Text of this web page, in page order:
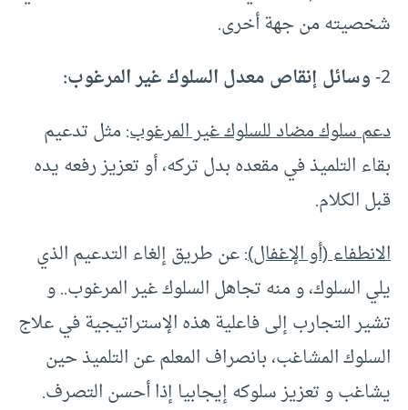
شخصيته من جهة أخرى.
2- وسائل إنقاص معدل السلوك غير المرغوب:
دعم سلوك مضاد للسلوك غير المرغوب:مثل تدعيم
بقاء التلميذ في مقعده بدل تركه، أو تعزيز رفعه يده
قبل الكلام.
الانطفاء (أو الإغفال): عن طريق إلغاء التدعيم الذي
يلي السلوك، و منه تجاهل السلوك غير المرغوب.. و
تشير التجارب إلى فاعلية هذه الإستراتيجية في علاج
السلوك المشاغب، بانصراف المعلم عن التلميذ حين
يشاغب و تعزيز سلوكه إيجابيا إذا أحسن التصرف.